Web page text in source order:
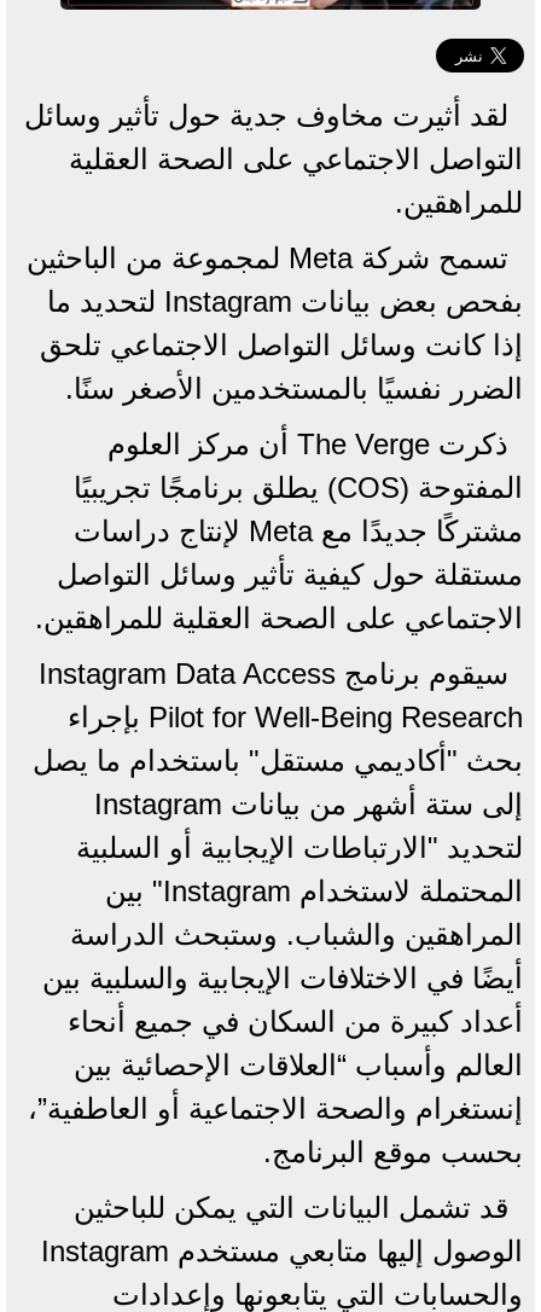
لقد أثيرت مخاوف جدية حول تأثير وسائل
التواصل الاجتماعي على الصحة العقلية
للمراهقين.
تسمح شركة Meta لمجموعة من الباحثين
بفحص بعض بيانات Instagram لتحديد ما
إذا كانت وسائل التواصل الاجتماعي تلحق
الضرر نفسيًا بالمستخدمين الأصغر سنًا.
ذكرت The Verge أن مركز العلوم
المفتوحة (COS) يطلق برنامجًا تجريبيًا
مشتركًا جديدًا مع Meta لإنتاج دراسات
مستقلة حول كيفية تأثير وسائل التواصل
الاجتماعي على الصحة العقلية للمراهقين.
سيقوم برنامج Instagram Data Access
Pilot for Well-Being Research بإجراء
بحث "أكاديمي مستقل" باستخدام ما يصل
إلى ستة أشهر من بيانات Instagram
لتحديد "الارتباطات الإيجابية أو السلبية
المحتملة لاستخدام Instagram" بين
المراهقين والشباب. وستبحث الدراسة
أيضًا في الاختلافات الإيجابية والسلبية بين
أعداد كبيرة من السكان في جميع أنحاء
العالم وأسباب “العلاقات الإحصائية بين
إنستغرام والصحة الاجتماعية أو العاطفية”،
بحسب موقع البرنامج.
قد تشمل البيانات التي يمكن للباحثين
الوصول إليها متابعي مستخدم Instagram
والحسابات التي يتابعونها وإعدادات